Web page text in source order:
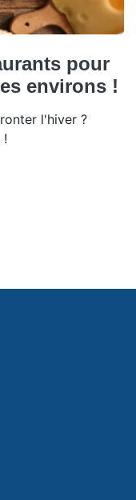
pour
environs !
l'hiver ?
!